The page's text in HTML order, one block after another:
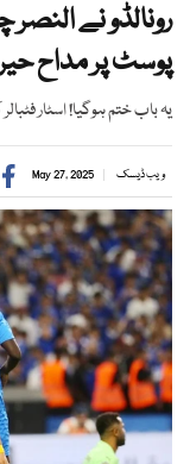
رونالڈو نے
پوسٹ پر مداح
یہ باب ختم ہوگیا! اسٹار
ویب ڈیسک May 27, 2025